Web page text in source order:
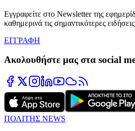
Εγγραφείτε στο Newsletter της
καθημερινά τις σημαντικότερες
ΕΓΓΡΑΦΗ
Ακολουθήστε μας στα social
ΠΟΛΙΤΗΣ NEWS